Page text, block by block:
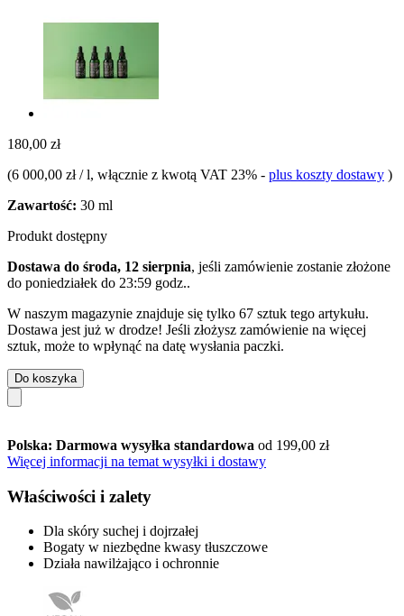
180,00 zł
(6 000,00 zł / l, włącznie z kwotą VAT 23% - plus koszty dostawy )
Zawartość: 30 ml
Produkt dostępny
Dostawa do środa, 12 sierpnia, jeśli zamówienie zostanie złożone
do poniedziałek do 23:59 godz..
W naszym magazynie znajduje się tylko 67 sztuk tego artykułu.
Dostawa jest już w drodze! Jeśli złożysz zamówienie na więcej
sztuk, może to wpłynąć na datę wysłania paczki.
Do koszyka
Polska: Darmowa wysyłka standardowa od 199,00 zł
Więcej informacji na temat wysyłki i dostawy
Właściwości i zalety
Dla skóry suchej i dojrzałej
Bogaty w niezbędne kwasy tłuszczowe
Działa nawilżająco i ochronnie